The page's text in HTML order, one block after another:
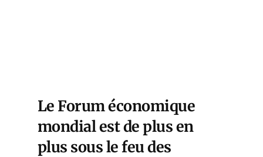
Le Forum économique
mondial est de plus en
plus sous le feu des